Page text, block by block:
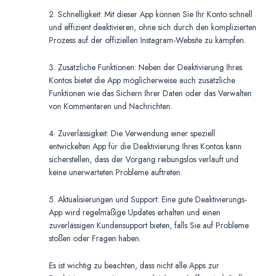
2. Schnelligkeit: Mit dieser App können Sie Ihr Konto schnell
und effizient deaktivieren, ohne sich durch den komplizierten
Prozess auf der offiziellen Instagram-Website zu kämpfen.
3. Zusätzliche Funktionen: Neben der Deaktivierung Ihres
Kontos bietet die App möglicherweise auch zusätzliche
Funktionen wie das Sichern Ihrer Daten oder das Verwalten
von Kommentaren und Nachrichten.
4. Zuverlässigkeit: Die Verwendung einer speziell
entwickelten App für die Deaktivierung Ihres Kontos kann
sicherstellen, dass der Vorgang reibungslos verläuft und
keine unerwarteten Probleme auftreten.
5. Aktualisierungen und Support: Eine gute Deaktivierungs-
App wird regelmäßige Updates erhalten und einen
zuverlässigen Kundensupport bieten, falls Sie auf Probleme
stoßen oder Fragen haben.
Es ist wichtig zu beachten, dass nicht alle Apps zur